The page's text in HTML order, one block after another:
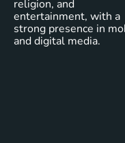
religion, and
entertainment, with a
strong presence in
and digital media.